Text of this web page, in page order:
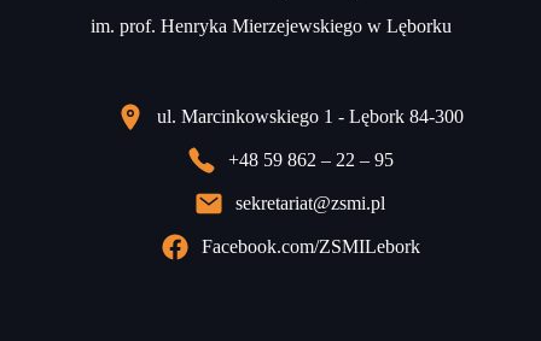
im. prof. Henryka Mierzejewskiego w Lęborku
ul. Marcinkowskiego 1 - Lębork 84-300
+48 59 862 – 22 – 95
sekretariat@zsmi.pl
Facebook.com/ZSMILebork